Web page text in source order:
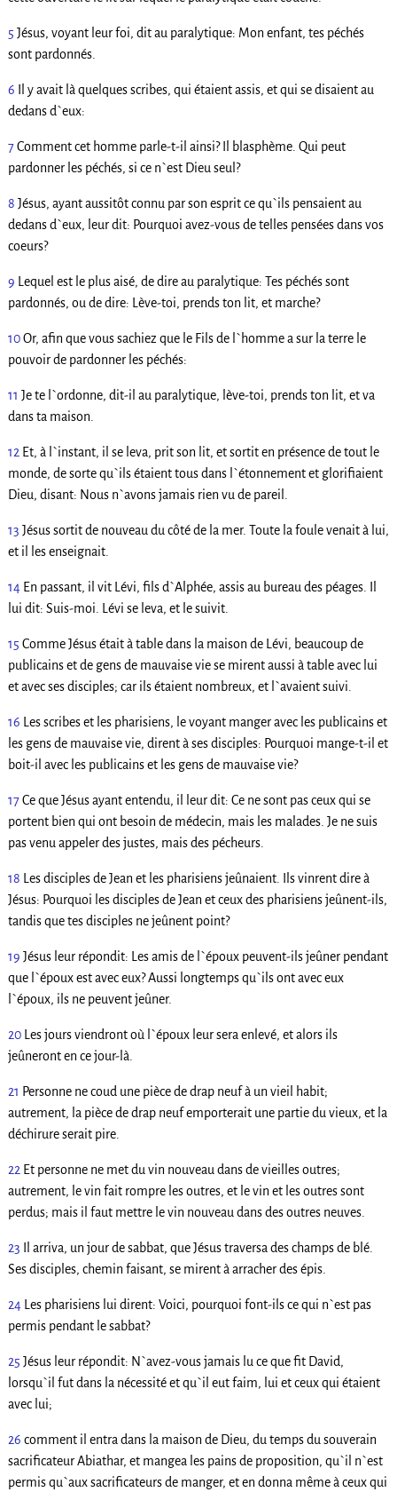
5 Jésus, voyant leur foi, dit au paralytique: Mon enfant, tes péchés
sont pardonnés.
6
Il y avait là quelques scribes, qui étaient assis, et qui se disaient au
dedans d`eux:
7Comment cet homme parle-t-il ainsi? Il blasphème. Qui peut
pardonner les péchés, si ce n`est Dieu seul?
8 Jésus, ayant aussitôt connu par son esprit ce qu`ils pensaient au
dedans d`eux, leur dit: Pourquoi avez-vous de telles pensées dans vos
coeurs?
9
Lequel est le plus aisé, de dire au paralytique: Tes péchés sont
pardonnés, ou de dire: Lève-toi, prends ton lit, et marche?
10Or, afin que vous sachiez que le Fils de l`homme a sur la terre le
pouvoir de pardonner les péchés:
11 Je te l`ordonne, dit-il au paralytique, lève-toi, prends ton lit, et va
dans ta maison.
12 Et, à l`instant, il se leva, prit son lit, et sortit en présence de tout le
monde, de sorte qu`ils étaient tous dans l`étonnement et glorifiaient
Dieu, disant: Nous n`avons jamais rien vu de pareil.
13 Jésus sortit de nouveau du côté de la mer. Toute la foule venait à lui,
et il les enseignait.
14 En passant, il vit Lévi, fils d`Alphée, assis au bureau des péages. Il
lui dit: Suis-moi. Lévi se leva, et le suivit.
15 Comme Jésus était à table dans la maison de Lévi, beaucoup de
publicains et de gens de mauvaise vie se mirent aussi à table avec lui
et avec ses disciples; car ils étaient nombreux, et l`avaient suivi.
16
Les scribes et les pharisiens, le voyant manger avec les publicains et
les gens de mauvaise vie, dirent à ses disciples: Pourquoi mange-t-il et
boit-il avec les publicains et les gens de mauvaise vie?
17Ce que Jésus ayant entendu, il leur dit: Ce ne sont pas ceux qui se
portent bien qui ont besoin de médecin, mais les malades. Je ne suis
pas venu appeler des justes, mais des pécheurs.
18
Les disciples de Jean et les pharisiens jeûnaient. Ils vinrent dire à
Jésus: Pourquoi les disciples de Jean et ceux des pharisiens jeûnent-ils,
tandis que tes disciples ne jeûnent point?
19 Jésus leur répondit: Les amis de l`époux peuvent-ils jeûner pendant
que l`époux est avec eux? Aussi longtemps qu`ils ont avec eux
l`époux, ils ne peuvent jeûner.
20
Les jours viendront où l`époux leur sera enlevé, et alors ils
jeûneront en ce jour-là.
21 Personne ne coud une pièce de drap neuf à un vieil habit;
autrement, la pièce de drap neuf emporterait une partie du vieux, et la
déchirure serait pire.
22 Et personne ne met du vin nouveau dans de vieilles outres;
autrement, le vin fait rompre les outres, et le vin et les outres sont
perdus; mais il faut mettre le vin nouveau dans des outres neuves.
23
Il arriva, un jour de sabbat, que Jésus traversa des champs de blé.
Ses disciples, chemin faisant, se mirent à arracher des épis.
24
Les pharisiens lui dirent: Voici, pourquoi font-ils ce qui n`est pas
permis pendant le sabbat?
25 Jésus leur répondit: N`avez-vous jamais lu ce que fit David,
lorsqu`il fut dans la nécessité et qu`il eut faim, lui et ceux qui étaient
avec lui;
26 comment il entra dans la maison de Dieu, du temps du souverain
sacrificateur Abiathar, et mangea les pains de proposition, qu`il n`est
permis qu`aux sacrificateurs de manger, et en donna même à ceux qui